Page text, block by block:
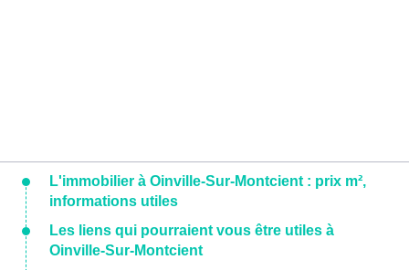
L'immobilier à Oinville-Sur-Montcient : prix m²,
informations utiles
Les liens qui pourraient vous être utiles à
Oinville-Sur-Montcient